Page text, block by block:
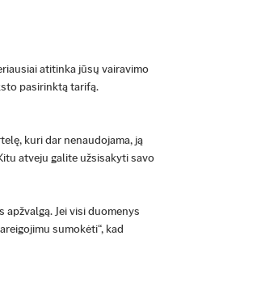
atitinka jūsų vairavimo
pasirinktą tarifą.
kuri dar nenaudojama, ją
atveju galite užsisakyti savo
Jei visi duomenys
sumokėti“, kad